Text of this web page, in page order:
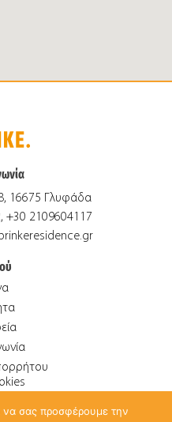
16675 Γλυφάδα
+30 2109604117
να σας προσφέρουμε την